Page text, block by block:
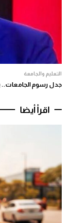
التعليم والجامعة
جدل رسوم الجامعات..
اقرأ أيضا